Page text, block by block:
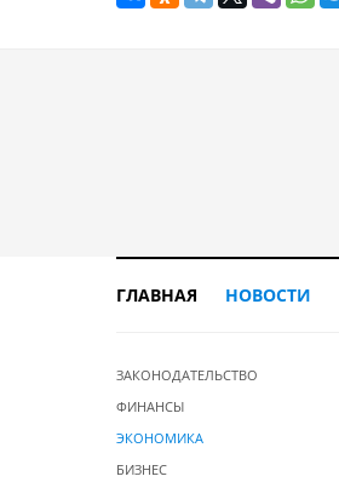
ГЛАВНАЯ НОВОСТИ
ЗАКОНОДАТЕЛЬСТВО
ФИНАНСЫ
ЭКОНОМИКА
БИЗНЕС